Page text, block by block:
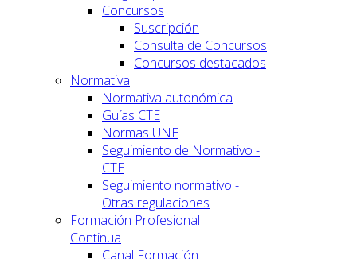
Concursos
Suscripción
Consulta de Concursos
Concursos destacados
Normativa
Normativa autonómica
Guías CTE
Normas UNE
Seguimiento de Normativo -
CTE
Seguimiento normativo -
Otras regulaciones
Formación Profesional
Continua
Canal Formación